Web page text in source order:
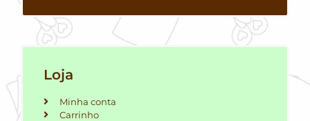
Loja
Minha conta
Carrinho